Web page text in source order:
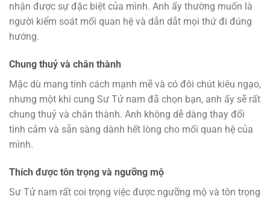
nhận được sự đặc biệt của mình. Anh ấy thường muốn là
người kiểm soát mối quan hệ và dẫn dắt mọi thứ đi đúng
hướng.
Chung thuỷ và chân thành
Mặc dù mang tính cách mạnh mẽ và có đôi chút kiêu ngạo,
nhưng một khi cung Sư Tử nam đã chọn bạn, anh ấy sẽ rất
chung thuỷ và chân thành. Anh không dễ dàng thay đổi
tình cảm và sẵn sàng dành hết lòng cho mối quan hệ của
mình.
Thích được tôn trọng và ngưỡng mộ
Sư Tử nam rất coi trọng việc được ngưỡng mộ và tôn trọng